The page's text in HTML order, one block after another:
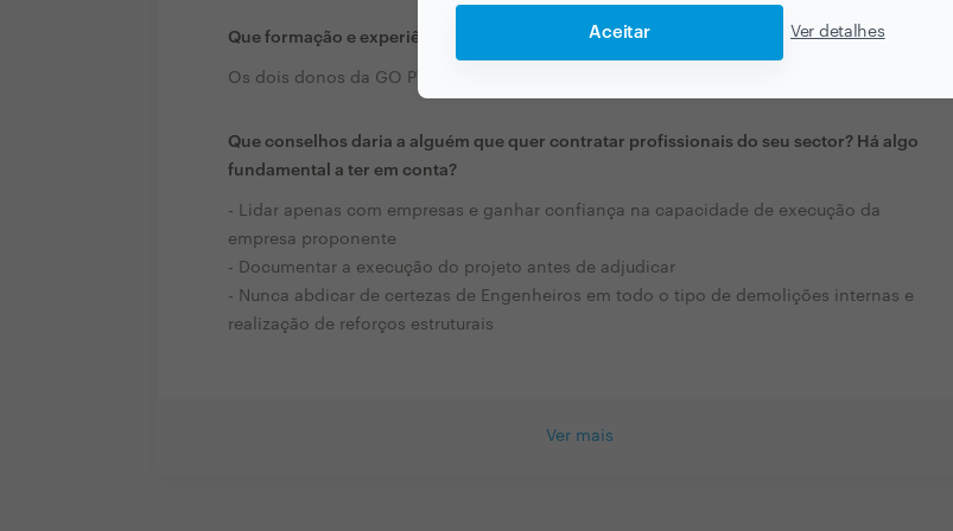
Aceitar Ver detalhes
Que formação e experiência tem relacionadas com a sua actividade?
Os dois donos da GO PT são formados em Engenharia
Que conselhos daria a alguém que quer contratar profissionais do seu sector? Há algo
fundamental a ter em conta?
- Lidar apenas com empresas e ganhar confiança na capacidade de execução da
empresa proponente
- Documentar a execução do projeto antes de adjudicar
- Nunca abdicar de certezas de Engenheiros em todo o tipo de demolições internas e
realização de reforços estruturais
Ver mais